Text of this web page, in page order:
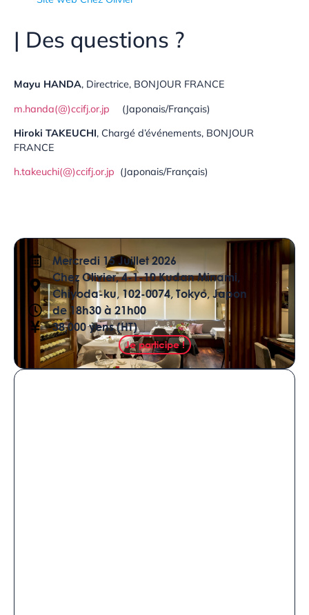
| Des questions ?
Mayu HANDA, Directrice, BONJOUR FRANCE
m.handa(@)ccifj.or.jp (Japonais/Français)
Hiroki TAKEUCHI, Chargé d’événements, BONJOUR
FRANCE
h.takeuchi(@)ccifj.or.jp (Japonais/Français)
Mercredi 15 Juillet 2026
Chez Olivier, 4-1-10 Kudan Minami,
Chiyoda-ku, 102-0074, Tokyo, Japon
de 18h30 à 21h00
38,000 yens (HT)
Je participe !